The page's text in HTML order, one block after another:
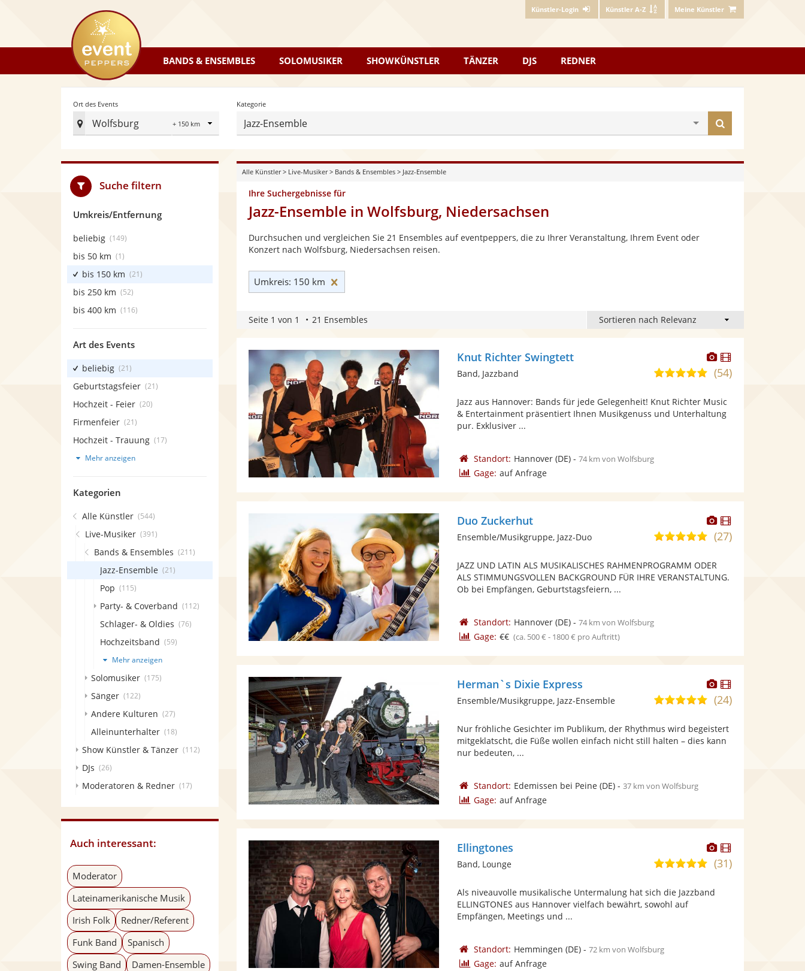
Künstler-Login Künstler A-Z Meine Künstler
eventpeppers
BANDS & ENSEMBLES SOLOMUSIKER SHOWKÜNSTLER TÄNZER DJS REDNER
Ort des Events
Wolfsburg
Radius
Ort
Events
festlegen
Kategorie
Jazz-Ensemble
finden
Alle Künstler> Live-Musiker> Bands & Ensembles> Jazz-Ensemble
Ihre Suchergebnisse für
Jazz-Ensemble in Wolfsburg, Niedersachsen
Durchsuchen und vergleichen Sie 21 Ensembles auf eventpeppers, die zu Ihrer Veranstaltung, Ihrem Event oder
Konzert nach Wolfsburg, Niedersachsen reisen.
Umkreis: 150 km
Seite 1 von 1 21 Ensembles
Dieser
Künstler
stellt
Fotos
bereit.
Dieser
Künstler
Knut Richter Swingtett
5,0
5
Sternen
(54)
Band, Jazzband
Jazz aus Hannover: Bands für jede Gelegenheit! Knut Richter Music
& Entertainment präsentiert Ihnen Musikgenuss und Unterhaltung
pur. Exklusiver ...
Standort: Hannover(DE)- 74 km von Wolfsburg
Gage: auf Anfrage
Dieser
Künstler
stellt
bereit.
Dieser
Künstler
Duo Zuckerhut
5,0
5
Sternen
(27)
Ensemble/Musikgruppe, Jazz-Duo
JAZZ UND LATIN ALS MUSIKALISCHES RAHMENPROGRAMM ODER
ALS STIMMUNGSVOLLEN BACKGROUND FÜR IHRE VERANSTALTUNG.
Ob bei Empfängen, Geburtstagsfeiern, ...
Standort: Hannover(DE)- 74 km von Wolfsburg
Gage: €€ (ca. 500 € - 1800 € pro Auftritt)
Dieser
Künstler
stellt
bereit.
Dieser
Künstler
Herman`s Dixie Express
5,0
5
Sternen
(24)
Ensemble/Musikgruppe, Jazz-Ensemble
Nur fröhliche Gesichter im Publikum, der Rhythmus wird begeistert
mitgeklatscht, die Füße wollen einfach nicht still halten – dies kann
nur bedeuten, ...
Standort: Edemissen bei Peine(DE)- 37 km von Wolfsburg
Gage: auf Anfrage
Dieser
Künstler
stellt
Dieser
Künstler
Ellingtones
5,0
5
(31)
Band, Lounge
Als niveauvolle musikalische Untermalung hat sich die Jazzband
ELLINGTONES aus Hannover vielfach bewährt, sowohl auf
Empfängen, Meetings und ...
Standort: Hemmingen (DE)- 72 km von Wolfsburg
Gage: auf Anfrage
Suche filtern
Umkreis/Entfernung
beliebig (149)
bis 50 km (1)
bis 150 km (21)
bis 250 km (52)
bis 400 km (116)
Art des Events
beliebig (21)
Geburtstagsfeier (21)
Hochzeit - Feier (20)
Firmenfeier (21)
Hochzeit - Trauung (17)
Mehr anzeigen
Kategorien
Alle Künstler (544)
Live-Musiker (391)
Bands & Ensembles (211)
Jazz-Ensemble (21)
Pop (115)
Party- & Coverband (112)
Schlager- & Oldies (76)
Hochzeitsband (59)
Mehr anzeigen
Solomusiker (175)
Sänger (122)
Andere Kulturen (27)
Alleinunterhalter (18)
Show Künstler & Tänzer (112)
DJs (26)
Moderatoren & Redner (17)
Auch interessant:
Moderator
Lateinamerikanische Musik
Irish Folk
Redner/Referent
Funk Band
Spanisch
Swing Band
Damen-Ensemble